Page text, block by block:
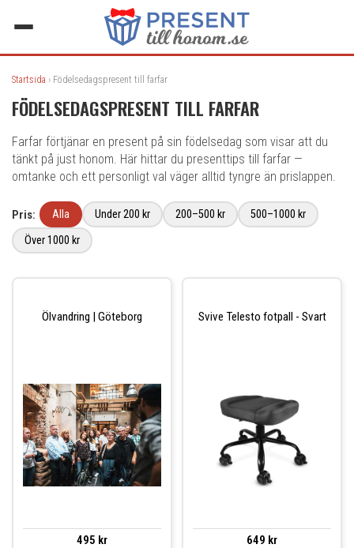
Startsida › Födelsedagspresent till farfar
FÖDELSEDAGSPRESENT TILL FARFAR
Farfar förtjänar en present på sin födelsedag som visar att du
tänkt på just honom. Här hittar du presenttips till farfar —
omtanke och ett personligt val väger alltid tyngre än prislappen.
Pris: Alla Under 200 kr 200–500 kr
500–1000 kr
Över 1000 kr
Ölvandring | Göteborg
495 kr
Svive Telesto fotpall - Svart
649 kr